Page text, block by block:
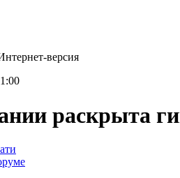
версия
раскрыта